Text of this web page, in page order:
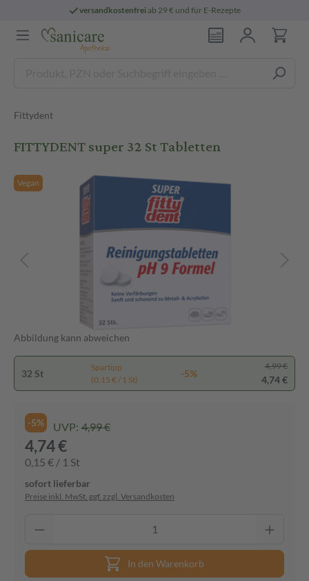
versandkostenfreiab 29 € und für E-Rezepte
Fittydent
FITTYDENT super 32 St Tabletten
Vegan
Abbildung kann abweichen
32 St
Spartipp
(0,15 € / 1 St)
-5%
4,99 €
4,74 €
-5% UVP: 4,99 €
4,74 €
0,15 € / 1 St
sofort lieferbar
Preise inkl. MwSt. ggf. zzgl. Versandkosten
In den Warenkorb